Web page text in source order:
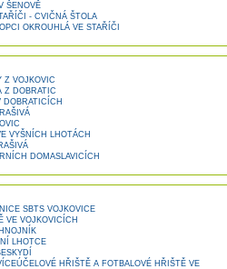
ŠENOVĚ
- CVIČNÁ ŠTOLA
OKROUHLÁ VE STAŘÍČI
Z VOJKOVIC
Z DOBRATIC
DOBRATICÍCH
VYŠNÍCH LHOTÁCH
DOMASLAVICÍCH
SBTS VOJKOVICE
VE VOJKOVICÍCH
LHOTCE
HŘIŠTĚ A FOTBALOVÉ HŘIŠTĚ VE